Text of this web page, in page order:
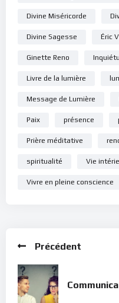
Divine Miséricorde
Divine Sagesse Éric
Ginette Reno
Livre de la lumière
Message de Lumière
Paix présence
Prière méditative
spiritualité Vie
Vivre en pleine conscience
Précédent